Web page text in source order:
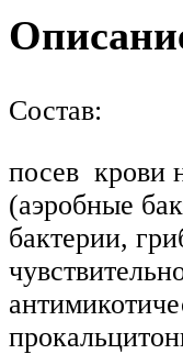
Состав:
посев крови
(аэробные
бактерии,